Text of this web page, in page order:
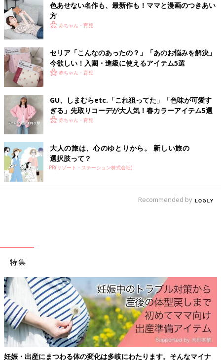
で、量や質にこだわらず、お子さんが好きなものを食べられる量
だけ、お弁当に入れてあげるといいと思います。
オムツは、子どものためにも早くとれるに越したことはないです
が（重たいオムツをつけるのは負担ですし動きにくいですか
ら）、入園までに間に合わせようと焦っても取れるものではない
ので、様子を見ていくしかないと思います。
園の先生たちはその道のプロですから、不安なことがあったら早
めに相談するのがいいですね。ママたちの感想にもあったように
先生の言葉で安心できることもあると思います。
親の不安は子どもにも伝わります。ついていけるか心配だった
す。最近は早く集団生活に入れた方がいいと思う方が多いようで
すが、子どもたちが仲間を意識できるのは年中くらいからなの
で、2年保育でも仲間意識は十分育ちます。
3年保育に入れると決めたのなら、子どもを笑顔で送り出し、笑
（文・酒井範子）
※文中のコメントは口コミサイト「ウィメンズパーク」（2022年
1月末まで）の投稿を再編集したものです。
※この記事は「たまひよONLINE」で過去に公開されたもので
す。
※記事の内容は記事執筆当時の情報であり、現在と異なる場合が
あります。
色あせない名作も、最新作も！ママと漫画のつきあい
方
赤ちゃん・育児
セリア「こんなのあったの？」「あのお悩みを解決」
今欲しい！入園・進級に使えるアイテム5選
赤ちゃん・育児
GU、しまむらetc.「これ狙ってた」「色味が可愛す
ぎる」先取りコーデが大人気！春カラーアイテム5選
赤ちゃん・育児
大人の旅は、心のゆとりから。 新しい旅の
選択肢って？
PR(リゾート・ステーション株式会社)
Recommended by
特集
妊娠・出産にまつわる体の変化は多岐にわたります。そんなマイナ